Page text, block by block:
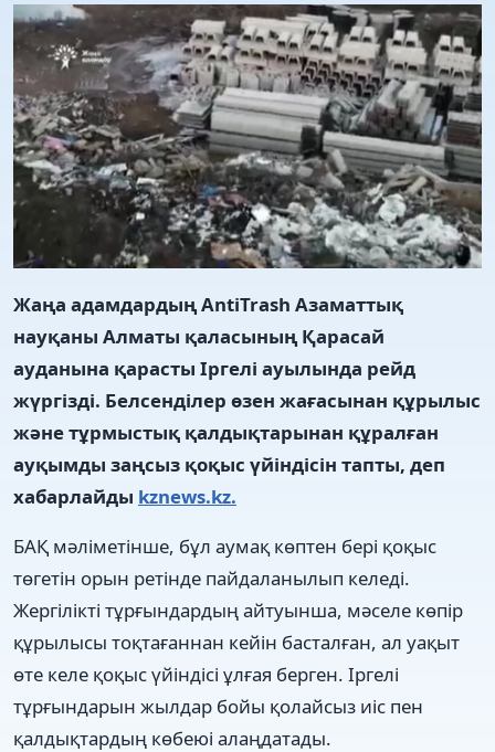
Жаңа адамдардың AntiTrash Азаматтық
науқаны Алматы қаласының Қарасай
ауданына қарасты Іргелі ауылында рейд
жүргізді. Белсенділер өзен жағасынан құрылыс
және тұрмыстық қалдықтарынан құралған
ауқымды заңсыз қоқыс үйіндісін тапты, деп
хабарлайды kznews.kz.
БАҚ мәліметінше, бұл аумақ көптен бері қоқыс
төгетін орын ретінде пайдаланылып келеді.
Жергілікті тұрғындардың айтуынша, мәселе көпір
құрылысы тоқтағаннан кейін басталған, ал уақыт
өте келе қоқыс үйіндісі ұлғая берген. Іргелі
тұрғындарын жылдар бойы қолайсыз иіс пен
қалдықтардың көбеюі алаңдатады.